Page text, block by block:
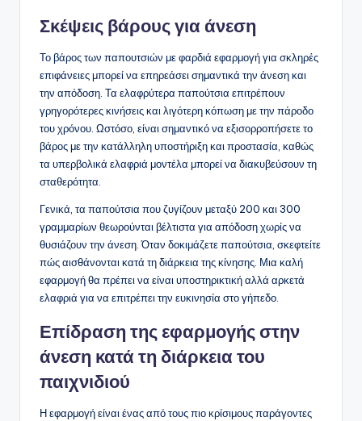
Σκέψεις βάρους για άνεση
Το βάρος των παπουτσιών με φαρδιά εφαρμογή για σκληρές
επιφάνειες μπορεί να επηρεάσει σημαντικά την άνεση και
την απόδοση. Τα ελαφρύτερα παπούτσια επιτρέπουν
γρηγορότερες κινήσεις και λιγότερη κόπωση με την πάροδο
του χρόνου. Ωστόσο, είναι σημαντικό να εξισορροπήσετε το
βάρος με την κατάλληλη υποστήριξη και προστασία, καθώς
τα υπερβολικά ελαφριά μοντέλα μπορεί να διακυβεύσουν τη
σταθερότητα.
Γενικά, τα παπούτσια που ζυγίζουν μεταξύ 200 και 300
γραμμαρίων θεωρούνται βέλτιστα για απόδοση χωρίς να
θυσιάζουν την άνεση. Όταν δοκιμάζετε παπούτσια, σκεφτείτε
πώς αισθάνονται κατά τη διάρκεια της κίνησης. Μια καλή
εφαρμογή θα πρέπει να είναι υποστηρικτική αλλά αρκετά
ελαφριά για να επιτρέπει την ευκινησία στο γήπεδο.
Επίδραση της εφαρμογής στην
άνεση κατά τη διάρκεια του
παιχνιδιού
Η εφαρμογή είναι ένας από τους πιο κρίσιμους παράγοντες